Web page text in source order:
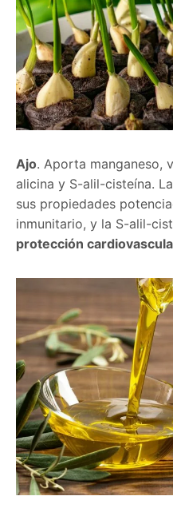
Ajo. Aporta manganeso,
alicina y S-alil-cisteína.
sus propiedades
inmunitario, y la S-alil-
protección